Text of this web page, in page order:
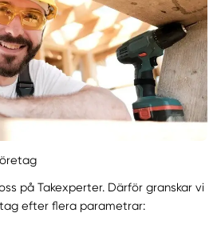
på Takexperter. Därför granskar vi
efter flera parametrar: